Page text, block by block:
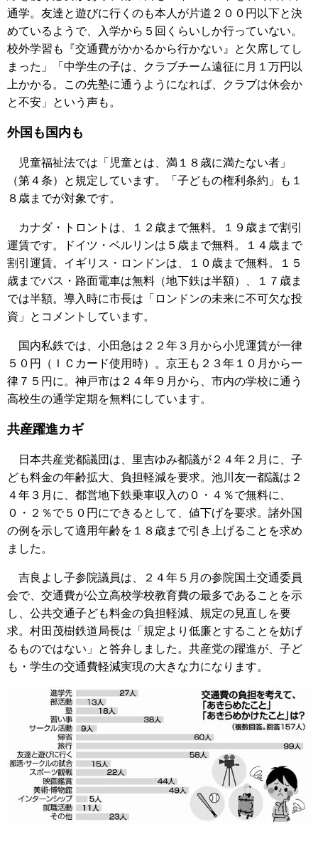
通学。友達と遊びに行くのも本人が片道２００円以下と決
めているようで、入学から５回くらいしか行っていない。
校外学習も『交通費がかかるから行かない』と欠席してし
まった」「中学生の子は、クラブチーム遠征に月１万円以
上かかる。この先塾に通うようになれば、クラブは休会か
と不安」という声も。
外国も国内も
児童福祉法では「児童とは、満１８歳に満たない者」
（第４条）と規定しています。「子どもの権利条約」も１
８歳までが対象です。
カナダ・トロントは、１２歳まで無料。１９歳まで割引
運賃です。ドイツ・ベルリンは５歳まで無料。１４歳まで
割引運賃。イギリス・ロンドンは、１０歳まで無料。１５
歳までバス・路面電車は無料（地下鉄は半額）、１７歳ま
では半額。導入時に市長は「ロンドンの未来に不可欠な投
資」とコメントしています。
国内私鉄では、小田急は２２年３月から小児運賃が一律
５０円（ＩＣカード使用時）。京王も２３年１０月から一
律７５円に。神戸市は２４年９月から、市内の学校に通う
高校生の通学定期を無料にしています。
共産躍進カギ
日本共産党都議団は、里吉ゆみ都議が２４年２月に、子
ども料金の年齢拡大、負担軽減を要求。池川友一都議は２
４年３月に、都営地下鉄乗車収入の０・４％で無料に、
０・２％で５０円にできるとして、値下げを要求。諸外国
の例を示して適用年齢を１８歳まで引き上げることを求め
ました。
吉良よし子参院議員は、２４年５月の参院国土交通委員
会で、交通費が公立高校学校教育費の最多であることを示
し、公共交通子ども料金の負担軽減、規定の見直しを要
求。村田茂樹鉄道局長は「規定より低廉とすることを妨げ
るものではない」と答弁しました。共産党の躍進が、子ど
も・学生の交通費軽減実現の大きな力になります。